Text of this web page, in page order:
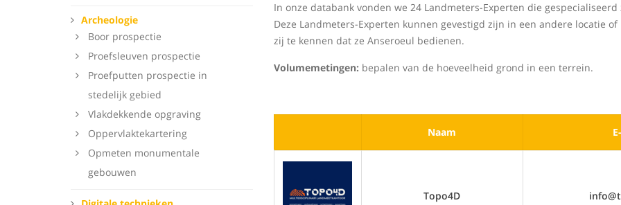
Archeologie
Boor prospectie
Proefsleuven prospectie
Proefputten prospectie in
stedelijk gebied
Vlakdekkende opgraving
Oppervlaktekartering
Opmeten monumentale
gebouwen
In onze databank vonden we 24 Landmeters-Experten die
Deze Landmeters-Experten kunnen gevestigd zijn in een andere locatie
zij te kennen dat ze Anseroeul bedienen.
Volumemetingen: bepalen van de hoeveelheid grond in een terrein.
Naam
Topo4D